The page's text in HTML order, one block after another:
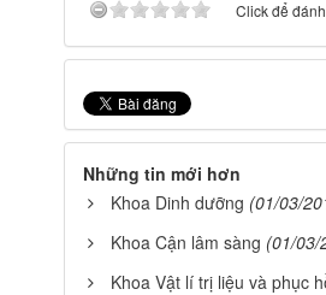
Click để
Những tin mới hơn
Khoa Dinh dưỡng (01/03/
Khoa Cận lâm sàng (01/03/
Khoa Vật lí trị liệu và phục